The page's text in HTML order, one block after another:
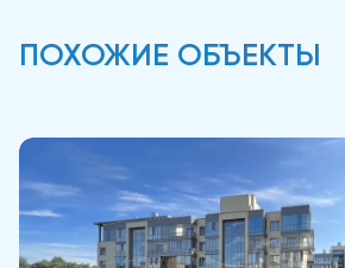
ПОХОЖИЕ ОБЪЕКТЫ